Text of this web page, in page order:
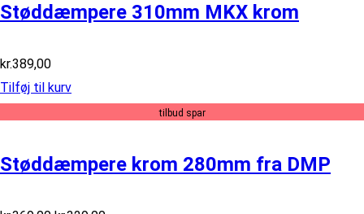
Støddæmpere 310mm MKX krom
kr.389,00
Tilføj til kurv
tilbud spar
Støddæmpere krom 280mm fra DMP